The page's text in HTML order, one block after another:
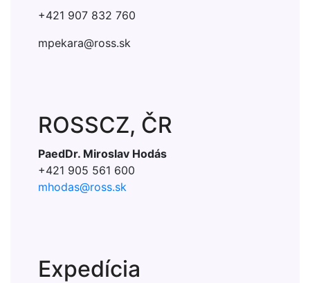
+421 907 832 760
mpekara@ross.sk
ROSSCZ, ČR
PaedDr. Miroslav Hodás
+421 905 561 600
mhodas@ross.sk
Expedícia